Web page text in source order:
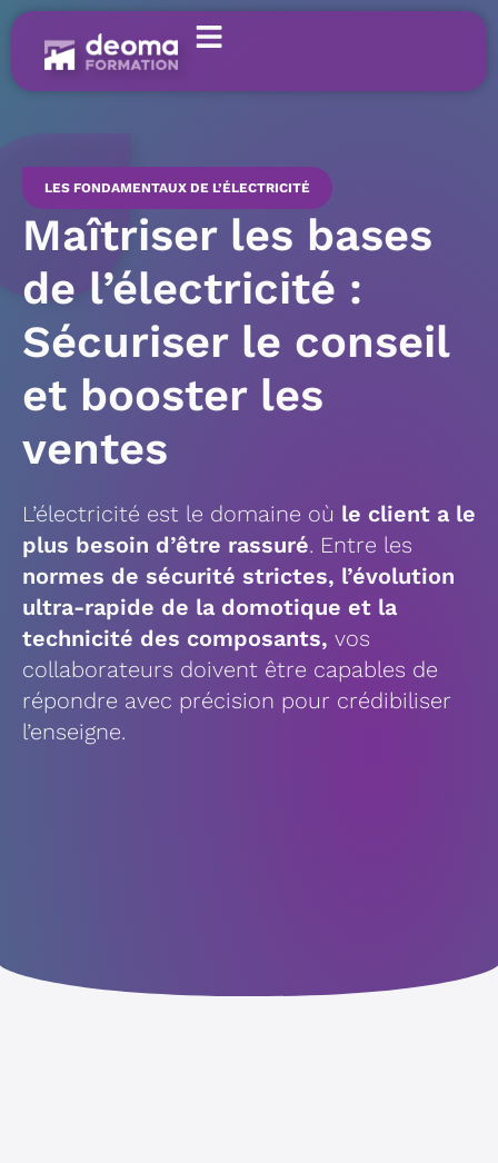
LES FONDAMENTAUX DE L’ÉLECTRICITÉ
Maîtriser les bases
de l’électricité :
Sécuriser le conseil
et booster les
ventes
L’électricité est le domaine où le client a le
plus besoin d’être rassuré. Entre les
normes de sécurité strictes, l’évolution
ultra-rapide de la domotique et la
technicité des composants, vos
collaborateurs doivent être capables de
répondre avec précision pour crédibiliser
l’enseigne.